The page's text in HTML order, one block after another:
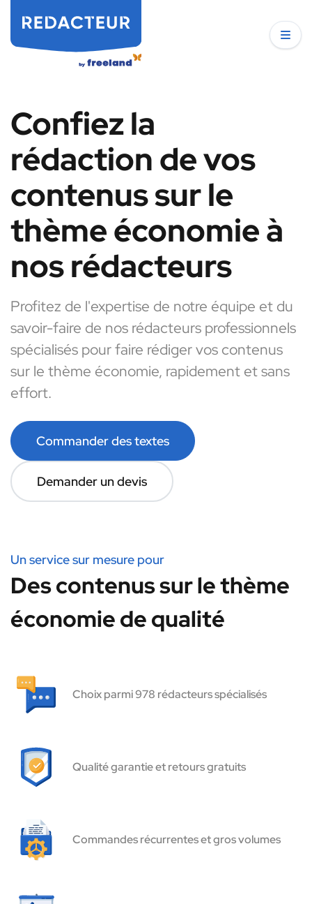
Confiez la
rédaction de vos
contenus sur le
thème économie à
nos rédacteurs
Profitez de l'expertise de notre équipe et du
savoir-faire de nos rédacteurs professionnels
spécialisés pour faire rédiger vos contenus
sur le thème économie, rapidement et sans
effort.
Commander des textes
Demander un devis
Un service sur mesure pour
Des contenus sur le thème
économie de qualité
Choix parmi 978 rédacteurs spécialisés
Qualité garantie et retours gratuits
Commandes récurrentes et gros volumes